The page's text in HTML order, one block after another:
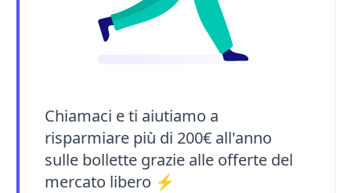
Chiamaci e ti aiutiamo a
risparmiare più di 200€ all'anno
sulle bollette grazie alle offerte del
mercato libero ⚡